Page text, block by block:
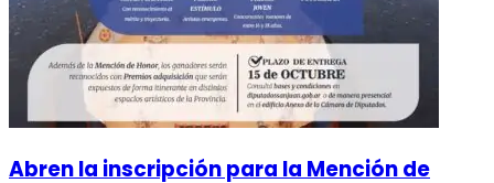
Abren la inscripción para la Mención de